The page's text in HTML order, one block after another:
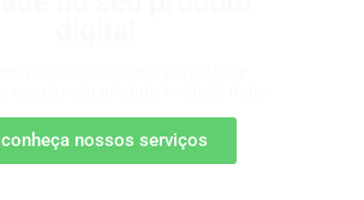
conheça nossos serviços